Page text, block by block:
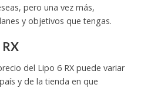
pero una vez más,
y objetivos que tengas.
del Lipo 6 RX puede variar
y de la tienda en que